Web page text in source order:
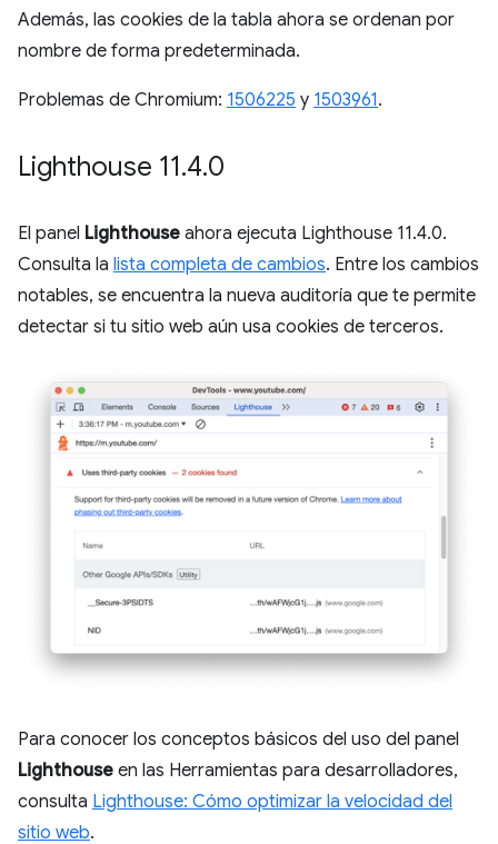
Además, las cookies de la tabla ahora se ordenan por
nombre de forma predeterminada.
Problemas de Chromium: 1506225 y 1503961.
Lighthouse 11.4.0
El panel Lighthouse ahora ejecuta Lighthouse 11.4.0.
Consulta la lista completa de cambios. Entre los cambios
notables, se encuentra la nueva auditoría que te permite
detectar si tu sitio web aún usa cookies de terceros.
Para conocer los conceptos básicos del uso del panel
Lighthouse en las Herramientas para desarrolladores,
consulta Lighthouse: Cómo optimizar la velocidad del
sitio web.